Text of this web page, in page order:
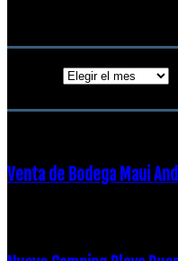
Venta de Bodega Maui